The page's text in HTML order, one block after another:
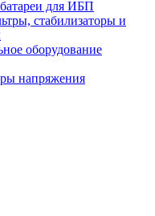
для ИБП
стабилизаторы и
оборудование
напряжения